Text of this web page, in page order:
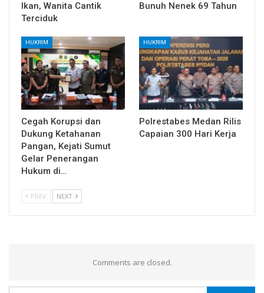
Ikan, Wanita Cantik
Terciduk
Bunuh Nenek 69 Tahun
HUKRIM
Cegah Korupsi dan
Dukung Ketahanan
Pangan, Kejati Sumut
Gelar Penerangan
Hukum di…
HUKRIM
Polrestabes Medan Rilis
Capaian 300 Hari Kerja
PREV NEXT
Comments are closed.